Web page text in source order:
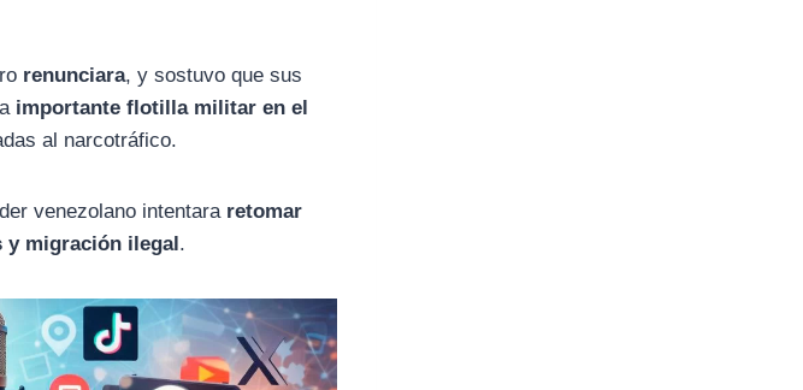
renunciara, y sostuvo que sus
importante flotilla militar en el
al narcotráfico.
venezolano intentara retomar
y migración ilegal.